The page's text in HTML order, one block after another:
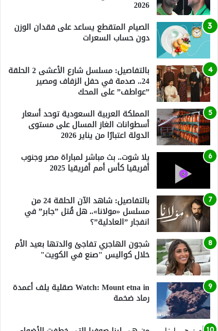
2026
الصيام المتقطع يساعد على فقدان الوزن
دون حساب السعرات
بالتفاصيل: مسلسل شارع الأعشى 2 الحلقة
24.. صدمة في حفل الزفاف ومصير
”عواطف” على المحك
المملكة العربية السعودية توحد أسعار
أسطوانات الغاز المسال على مستوى
الدولة اعتبارًا من يناير 2026
يلا شوت.. بث مباشر لمباراة مصر وجنوب
أفريقيا كأس أمم أفريقيا 2025
بالتفاصيل: شاهد الآن الحلقة 24 من
مسلسل «مولانا».. هل قُتل ”جابر” في
انفجار ”العادلية”؟
شجون الهاجري تفاجئ والدتها بعيد الأم
خلال كواليس "صنع في الكويت"
Watch: Mount etna in صقلية يلف أعمدة
رماد ضخمة